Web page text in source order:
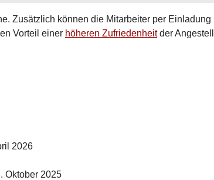
Zusätzlich können die Mitarbeiter per Einladung
Vorteil einer höheren Zufriedenheitder
2026
Oktober 2025